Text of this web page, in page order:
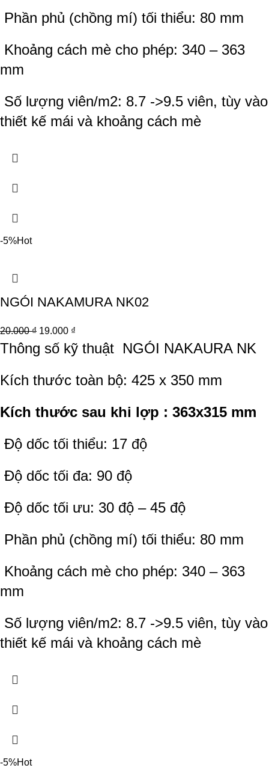
Phần phủ (chồng mí) tối thiểu: 80 mm
Khoảng cách mè cho phép: 340 – 363
mm
Số lượng viên/m2: 8.7 ->9.5 viên, tùy vào
thiết kế mái và khoảng cách mè
-5%Hot
NGÓI NAKAMURA NK02
20.000₫ 19.000 ₫
Thông số kỹ thuật NGÓI NAKAURA NK
Kích thước toàn bộ: 425 x 350 mm
Kích thước sau khi lợp : 363x315 mm
Độ dốc tối thiểu: 17 độ
Độ dốc tối đa: 90 độ
Độ dốc tối ưu: 30 độ – 45 độ
Phần phủ (chồng mí) tối thiểu: 80 mm
Khoảng cách mè cho phép: 340 – 363
mm
Số lượng viên/m2: 8.7 ->9.5 viên, tùy vào
thiết kế mái và khoảng cách mè
-5%Hot